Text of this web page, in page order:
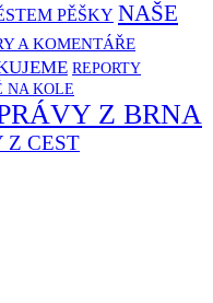
PĚŠKY NAŠE
A KOMENTÁŘE
REPORTY
NA KOLE
Z BRNA
Z CEST